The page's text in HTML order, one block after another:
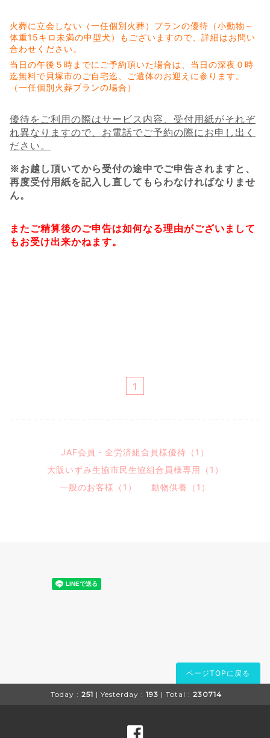
火葬に立会しない（一任個別火葬）プランの優待（小動物～
体重15キロ未満の中型犬）もございますので、詳細はお問い
合わせください。
当日の午後５時までにご予約頂いた場合は、当日の深夜０時
迄無料で貝塚市のご自宅迄、ご遺体のお迎えに参ります。
（一任個別火葬プランの場合）
優待をご利用の際はサービス内容、受付用紙がそれぞ
れ異なりますので、お電話でご予約の際にお申し出く
ださい。
※お越し頂いてから受付の途中でご申告されますと、
再度受付用紙を記入し直してもらわなければなりませ
ん。
またご精算後のご申告は如何なる理由がございまして
もお受け出来かねます。
1
JAF会員・全労済組合員様優待（1）
大阪いずみ生協市民生協組合員様専用（1）
一般のお客様（1）
動物供養（1）
ページTOPに戻る
Today : 251 | Yesterday : 193 | Total : 230714